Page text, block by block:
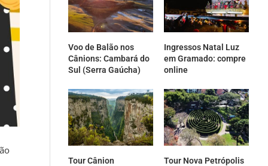
Voo de Balão nos
Cânions: Cambará do
Sul (Serra Gaúcha)
Ingressos Natal Luz
em Gramado: compre
online
Tour Cânion
Tour Nova Petrópolis